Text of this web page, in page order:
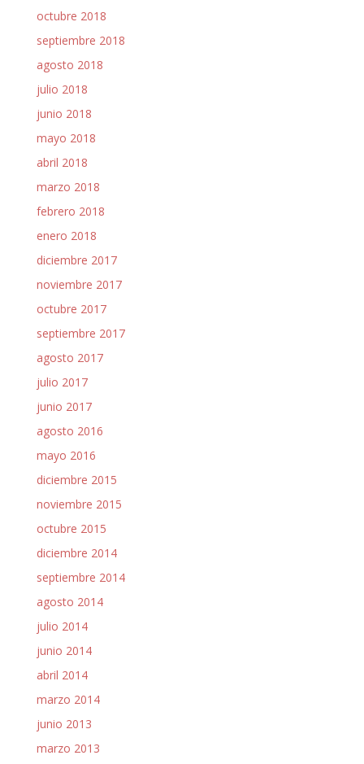
octubre 2018
septiembre 2018
agosto 2018
julio 2018
junio 2018
mayo 2018
abril 2018
marzo 2018
febrero 2018
enero 2018
diciembre 2017
noviembre 2017
octubre 2017
septiembre 2017
agosto 2017
julio 2017
junio 2017
agosto 2016
mayo 2016
diciembre 2015
noviembre 2015
octubre 2015
diciembre 2014
septiembre 2014
agosto 2014
julio 2014
junio 2014
abril 2014
marzo 2014
junio 2013
marzo 2013